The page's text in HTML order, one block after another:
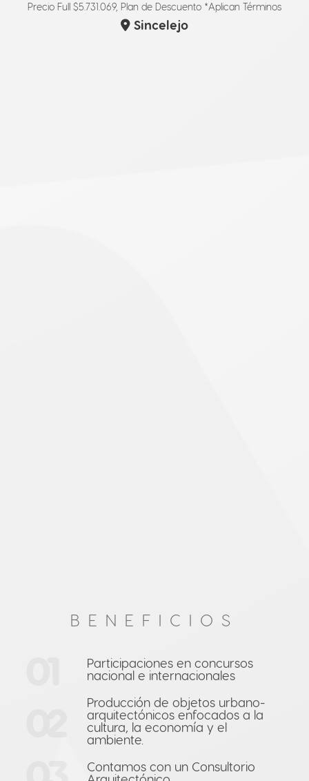
Precio Full $5.731.069, Plan de Descuento *Aplican Términos
Sincelejo
BENEFICIOS
Participaciones en concursos
nacional e internacionales
Producción de objetos urbano-
arquitectónicos enfocados a la
cultura, la economía y el
ambiente.
Contamos con un Consultorio